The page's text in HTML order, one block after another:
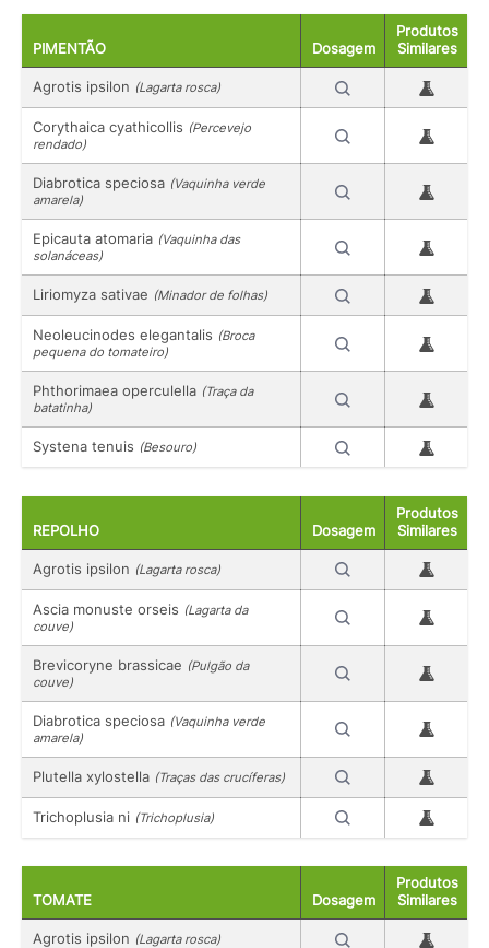
PIMENTÃO Dosagem
Produtos
Similares
Agrotis ipsilon (Lagarta rosca)
Corythaica cyathicollis (Percevejo
rendado)
Diabrotica speciosa (Vaquinha verde
amarela)
Epicauta atomaria (Vaquinha das
solanáceas)
Liriomyza sativae (Minador de folhas)
Neoleucinodes elegantalis (Broca
pequena do tomateiro)
Phthorimaea operculella (Traça da
batatinha)
Systena tenuis (Besouro)
REPOLHO Dosagem
Produtos
Similares
Agrotis ipsilon (Lagarta rosca)
Ascia monuste orseis (Lagarta da
couve)
Brevicoryne brassicae (Pulgão da
couve)
Diabrotica speciosa (Vaquinha verde
amarela)
Plutella xylostella (Traças das crucíferas)
Trichoplusia ni (Trichoplusia)
TOMATE Dosagem
Produtos
Similares
Agrotis ipsilon (Lagarta rosca)